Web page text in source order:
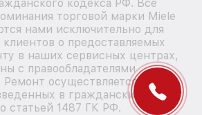
кодекса РФ. Все
торговой марки Miele
нами исключительно для
о предоставляемых
в наших сервисных центрах,
с правообладателями
осуществляется для
в гражданский оборот
статьей 1487 ГК РФ.